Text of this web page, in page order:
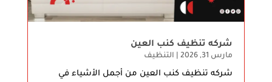
شركه تنظيف كنب العين
مارس 31, 2026 | التنظيف
شركه تنظيف كنب العين من أجمل الأشياء في